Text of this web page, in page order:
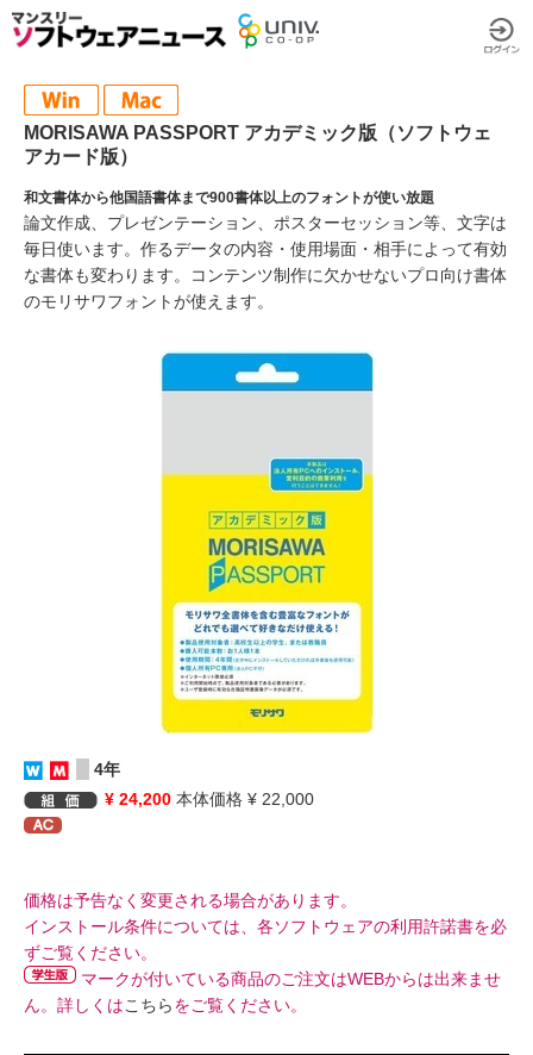
MORISAWA PASSPORT アカデミック版（ソフトウェ
アカード版）
和文書体から他国語書体まで900書体以上のフォントが使い放題
論文作成、プレゼンテーション、ポスターセッション等、文字は
毎日使います。作るデータの内容・使用場面・相手によって有効
な書体も変わります。コンテンツ制作に欠かせないプロ向け書体
のモリサワフォントが使えます。
4年
¥ 24,200 本体価格 ¥ 22,000
価格は予告なく変更される場合があります。
インストール条件については、各ソフトウェアの利用許諾書を必
ずご覧ください。
マークが付いている商品のご注文はWEBからは出来ませ
ん。詳しくはこちらをご覧ください。